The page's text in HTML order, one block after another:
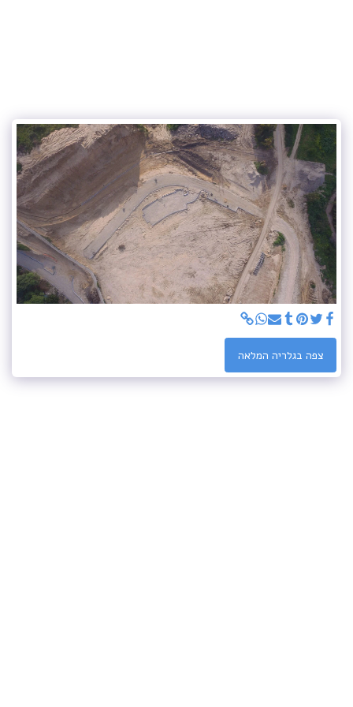
צפה בגלריה המלאה